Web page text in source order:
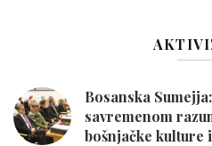
Bosanska
savremenom
bošnjačke kulture